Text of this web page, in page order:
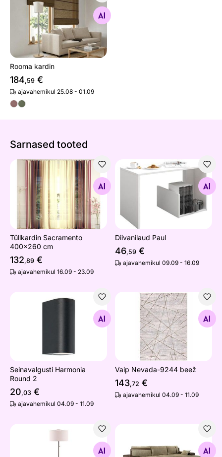
Rooma kardin
Rooma kardin
184,59 €
ajavahemikul 25.08 - 01.09
Sarnased tooted
Tüllkardin Sacramento 400x260 cm
Otsi sarnaseid
Tüllkardin Sacramento
400x260 cm
132,89 €
ajavahemikul 16.09 - 23.09
Diivanilaud Paul
Otsi sarnaseid
Diivanilaud Paul
46,59 €
ajavahemikul 09.09 - 16.09
Seinavalgusti Harmonia
Round 2
20,03 €
ajavahemikul 04.09 - 11.09
Vaip Nevada-9244 beež
Otsi sarnaseid
Vaip Nevada-9244 beež
143,72 €
ajavahemikul 04.09 - 11.09
Põrandalamp Bosco Nurgadiivanvoodi Bologna
Otsi sarnaseid